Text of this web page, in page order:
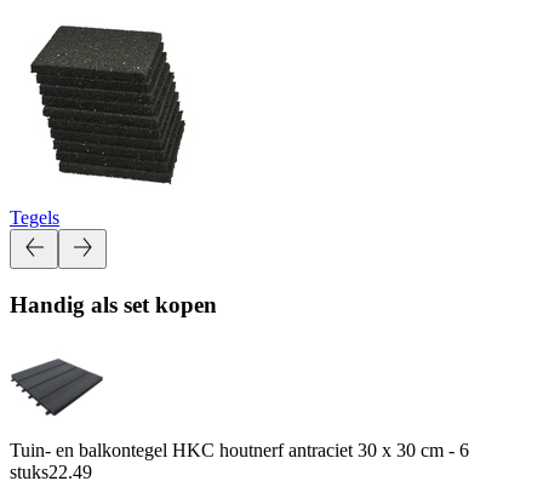
Tegels
Handig als set kopen
Tuin- en balkontegel HKC houtnerf antraciet 30 x 30 cm - 6
stuks22.49